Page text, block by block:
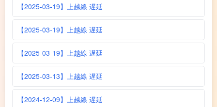
【2025-03-19】上越線 遅延
【2025-03-19】上越線 遅延
【2025-03-19】上越線 遅延
【2025-03-13】上越線 遅延
【2024-12-09】上越線 遅延